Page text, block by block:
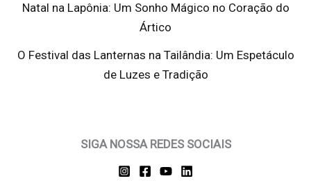
Natal na Lapônia: Um Sonho Mágico no Coração do
Ártico
O Festival das Lanternas na Tailândia: Um Espetáculo
de Luzes e Tradição
SIGA NOSSA REDES SOCIAIS